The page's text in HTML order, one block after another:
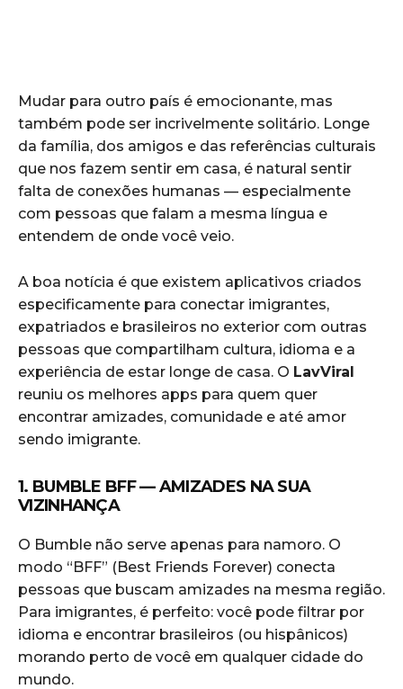
Mudar para outro país é emocionante, mas
também pode ser incrivelmente solitário. Longe
da família, dos amigos e das referências culturais
que nos fazem sentir em casa, é natural sentir
falta de conexões humanas — especialmente
com pessoas que falam a mesma língua e
entendem de onde você veio.
A boa notícia é que existem aplicativos criados
especificamente para conectar imigrantes,
expatriados e brasileiros no exterior com outras
pessoas que compartilham cultura, idioma e a
experiência de estar longe de casa. O LavViral
reuniu os melhores apps para quem quer
encontrar amizades, comunidade e até amor
sendo imigrante.
1. BUMBLE BFF — AMIZADES NA SUA
VIZINHANÇA
O Bumble não serve apenas para namoro. O
modo “BFF” (Best Friends Forever) conecta
pessoas que buscam amizades na mesma região.
Para imigrantes, é perfeito: você pode filtrar por
idioma e encontrar brasileiros (ou hispânicos)
morando perto de você em qualquer cidade do
mundo.